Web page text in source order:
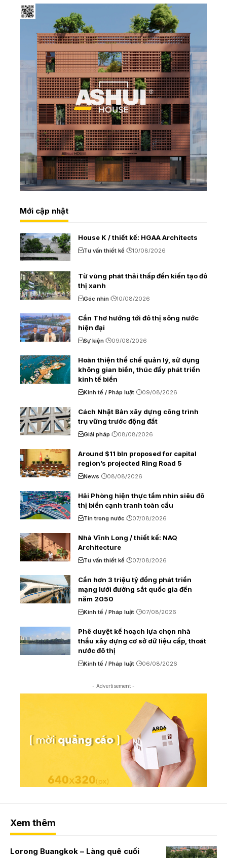
Mới cập nhật
House K / thiết kế: HGAA Architects
Tư vấn thiết kế 10/08/2026
Từ vùng phát thải thấp đến kiến tạo đô
thị xanh
Góc nhìn 10/08/2026
Cần Thơ hướng tới đô thị sông nước
hiện đại
Sự kiện 09/08/2026
Hoàn thiện thể chế quản lý, sử dụng
không gian biển, thúc đẩy phát triển
kinh tế biển
Kinh tế / Pháp luật 09/08/2026
Cách Nhật Bản xây dựng công trình
trụ vững trước động đất
Giải pháp 08/08/2026
Around $11 bln proposed for capital
region’s projected Ring Road 5
News 08/08/2026
Hải Phòng hiện thực tầm nhìn siêu đô
thị biển cạnh tranh toàn cầu
Tin trong nước 07/08/2026
Nhà Vĩnh Long / thiết kế: NAQ
Architecture
Tư vấn thiết kế 07/08/2026
Cần hơn 3 triệu tỷ đồng phát triển
mạng lưới đường sắt quốc gia đến
năm 2050
Kinh tế / Pháp luật 07/08/2026
Phê duyệt kế hoạch lựa chọn nhà
thầu xây dựng cơ sở dữ liệu cấp, thoát
nước đô thị
Kinh tế / Pháp luật 06/08/2026
- Advertisement -
Xem thêm
Lorong Buangkok – Làng quê cuối